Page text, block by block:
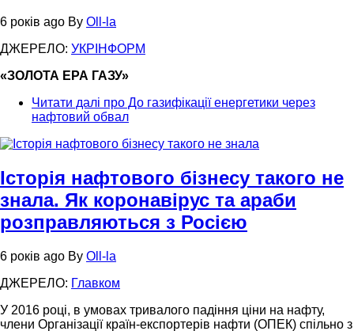
6 років ago By Oll-la
ДЖЕРЕЛО: УКРІНФОРМ
«ЗОЛОТА ЕРА ГАЗУ»
Читати далі про До газифікації енергетики через
нафтовий обвал
Історія нафтового бізнесу такого не
знала. Як коронавірус та араби
розправляються з Росією
6 років ago By Oll-la
ДЖЕРЕЛО: Главком
У 2016 році, в умовах тривалого падіння ціни на нафту,
члени Організації країн-експортерів нафти (ОПЕК) спільно з